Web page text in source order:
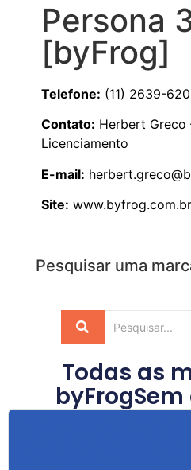
Persona
[byFrog]
Telefone: (11) 2639-
Contato: Herbert Greco
Licenciamento
E-mail:
Site: www.byfrog.com.br
Pesquisar uma
Todas as
byFrog